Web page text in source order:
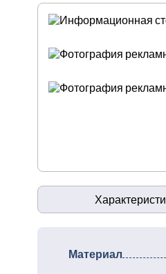
Материал